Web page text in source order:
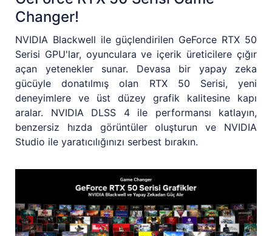
Changer!
NVIDIA Blackwell ile güçlendirilen GeForce RTX 50
Serisi GPU'lar, oyunculara ve içerik üreticilere çığır
açan yetenekler sunar. Devasa bir yapay zeka
gücüyle donatılmış olan RTX 50 Serisi, yeni
deneyimlere ve üst düzey grafik kalitesine kapı
aralar. NVIDIA DLSS 4 ile performansı katlayın,
benzersiz hızda görüntüler oluşturun ve NVIDIA
Studio ile yaratıcılığınızı serbest bırakın.